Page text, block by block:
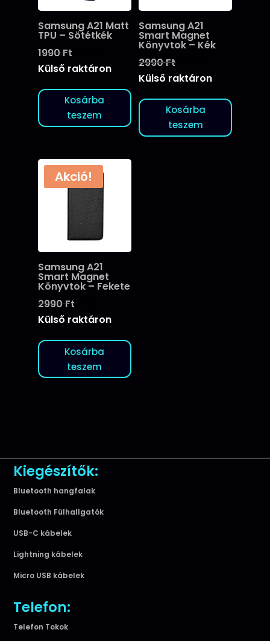
Samsung A21 Matt
TPU – Sötétkék
1990Ft
price
1990 Ft.
Current
price
1290 Ft.
Külső raktáron
Kosárba
teszem
Samsung A21
Smart Magnet
Könyvtok – Kék
2990Ft
price
2990 Ft.
price
2190 Ft.
Külső raktáron
Kosárba
teszem
Akció!
Samsung A21
Smart Magnet
Könyvtok – Fekete
2990Ft
price
2990 Ft.
price
2190 Ft.
Külső raktáron
Kosárba
teszem
Kiegészítők:
Bluetooth hangfalak
Bluetooth Fülhallgatók
USB-C kábelek
Lightning kábelek
Micro USB kábelek
Telefon:
Telefon Tokok